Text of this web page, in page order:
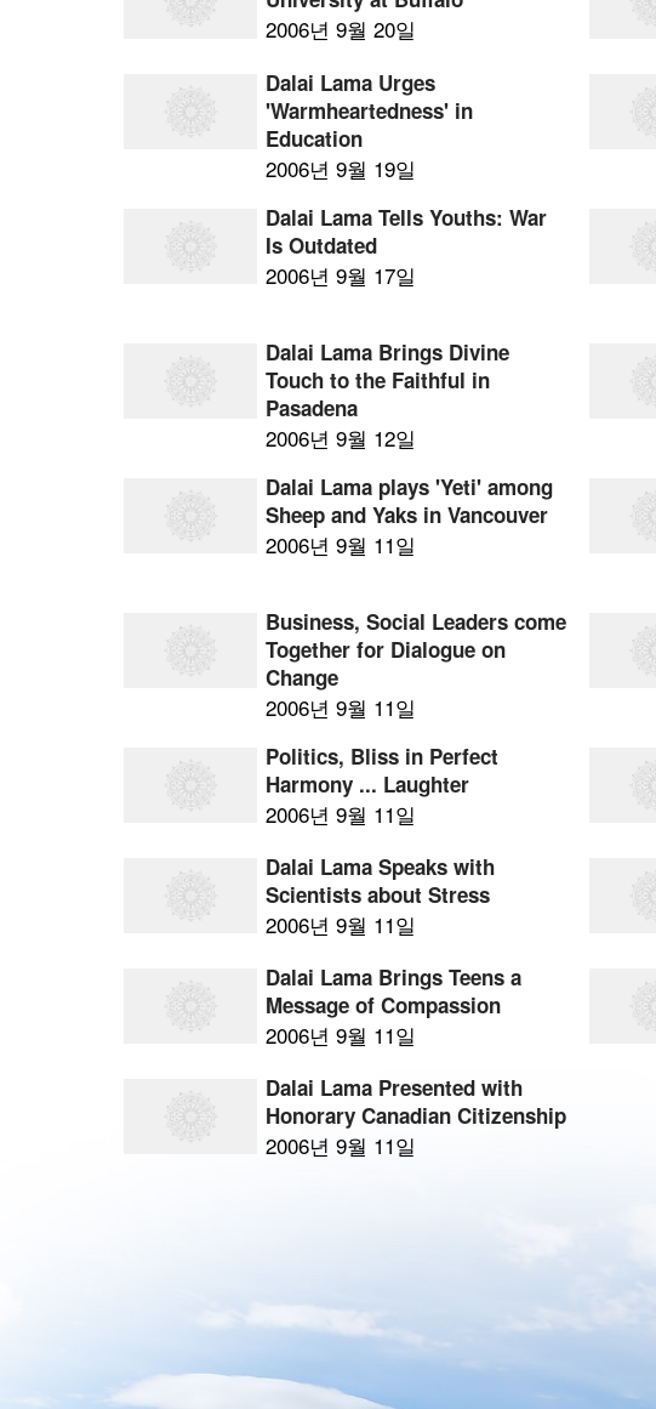
2006년 9월 20일
Dalai Lama Urges
'Warmheartedness' in
Education
2006년 9월 19일
Dalai Lama Tells Youths: War
Is Outdated
2006년 9월 17일
Dalai Lama Brings Divine
Touch to the Faithful in
Pasadena
2006년 9월 12일
Dalai Lama plays 'Yeti' among
Sheep and Yaks in Vancouver
2006년 9월 11일
Business, Social Leaders come
Together for Dialogue on
Change
2006년 9월 11일
Politics, Bliss in Perfect
Harmony ... Laughter
2006년 9월 11일
Dalai Lama Speaks with
Scientists about Stress
2006년 9월 11일
Dalai Lama Brings Teens a
Message of Compassion
2006년 9월 11일
Dalai Lama Presented with
Honorary Canadian Citizenship
2006년 9월 11일